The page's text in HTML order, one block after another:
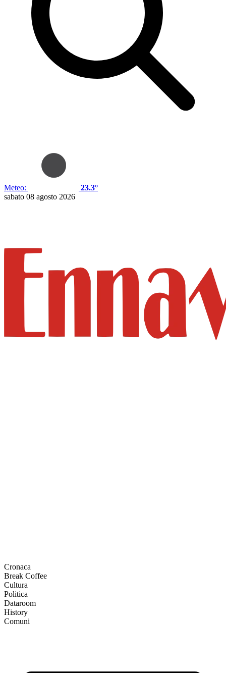
Meteo:
23.3°
sabato 08 agosto 2026
Cronaca
Break Coffee
Cultura
Politica
Dataroom
History
Comuni